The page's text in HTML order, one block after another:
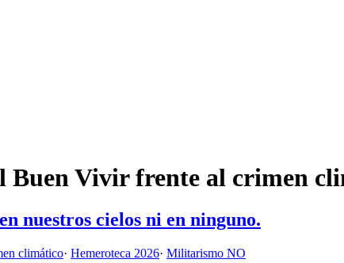
Buen Vivir frente al crimen
nuestros cielos ni en ninguno.
climático· Hemeroteca 2026· Militarismo NO